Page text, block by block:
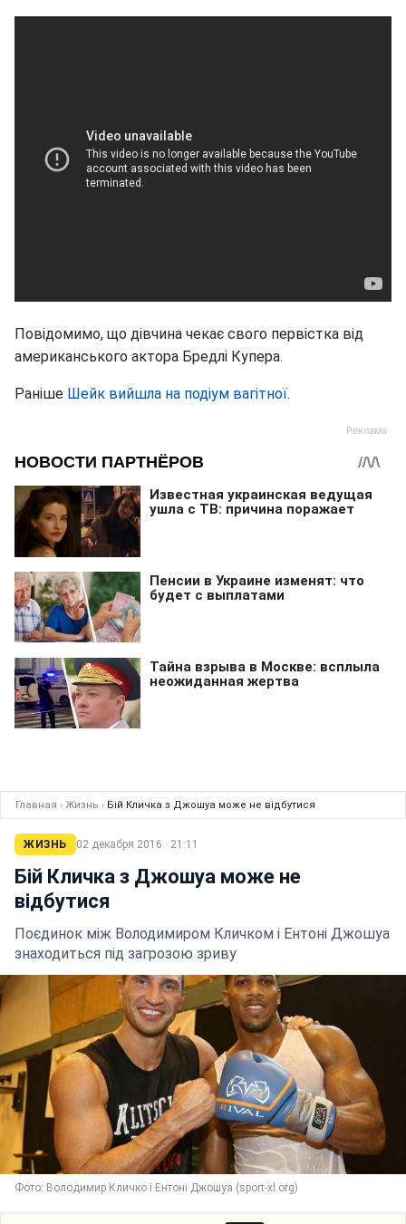
Повідомимо, що дівчина чекає свого первістка від
американського актора Бредлі Купера.
Раніше Шейк вийшла на подіум вагітної.
Главная › Жизнь › Бій Кличка з Джошуа може не відбутися
ЖИЗНЬ 02 декабря 2016 · 21:11
Бій Кличка з Джошуа може не
відбутися
Поєдинок між Володимиром Кличком і Ентоні Джошуа
знаходиться під загрозою зриву
Фото: Володимир Кличко і Ентоні Джошуа (sport-xl.org)